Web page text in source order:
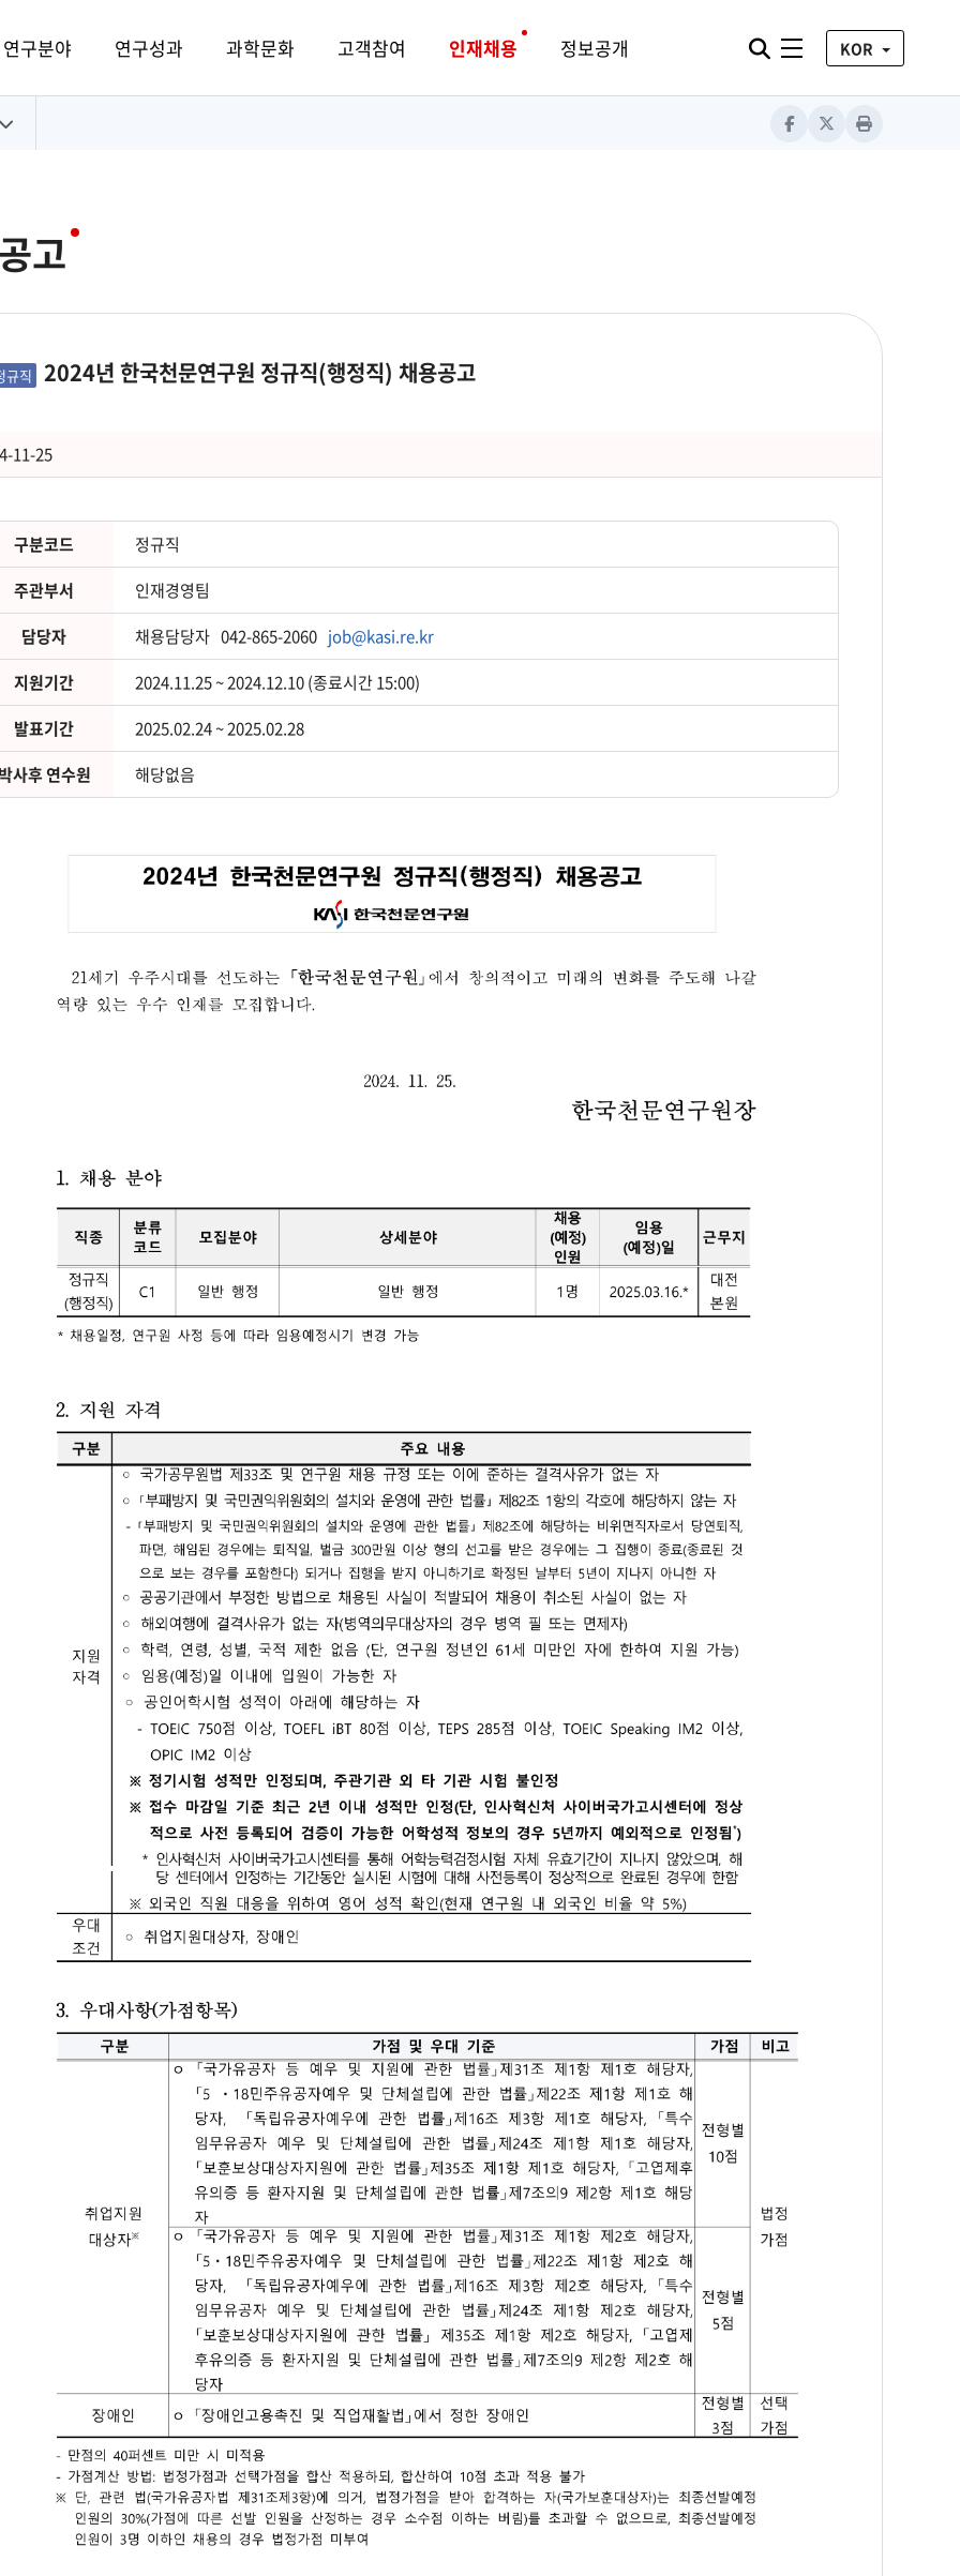
연구분야 연구성과 과학문화 고객참여 인재채용 정보공개 통합검색 열기
전체메뉴KOR
Facebook
X Print
고
규직 2024년 한국천문연구원 정규직(행정직) 채용공고
11-25
구분코드
정규직
주관부서
인재경영팀
담당자
채용담당자 042-865-2060 job@kasi.re.kr
지원기간
2024.11.25 ~ 2024.12.10 (종료시간 15:00)
발표기간
2025.02.24 ~ 2025.02.28
박사후 연수원
해당없음
년 한국천문연구원 정규직(행정직) 채용공고(한국천문연구원)
기 우주시대를 선도하는 최고의 수준의 「한국천문연구원」에서 창의적이고 미래의 변화를 주도해 나갈 역량 있는 우수 인재를 모집합니다.
천문연구원장
분류코드모집분야상세분야
직(행정직)
C1 일반 행정 일반 행정
용 일정, 연구원 사정 등에 따라 임용예정시기 변경 가능
국가공무원법 제33조 및 연구원 채용 규정 또는 이에 준하는 결격사유가 없는 자
「부패방지 및 국민권익위원회의 설치와 운영에 관한 법률」 제82조 1항의 각호에 해당하지 않는 자
- 「부패방지 및 국민권익위원회의 설치와 운영에 관한 법률」제82조에 해당하는 비위면직자로서 당연퇴직, 파면, 해임된 경우에는 퇴직
공공기관에서 부정한 방법으로 채용된 사실이 적발되어 채용이 취소된 사실이 없는 자
해외여행에 결격사유가 없는자(병역의무대상자의 경우 병역 필 또는 면제자)
학력, 연령, 성별 제한 없음 (단, 연구원 정년인 61세 미만인 자에 한하여 지원 가능)
임용(예정)일 이내에 입원이 가능한 자
공인어학시험 성적이 아래에 해당하는 자
- TOEIC 750점 이상, TOEFL iBT 80점 이상, TEPS 285점 이상, TOEIC Speakin IM2 이상, OPIC IMC 이상
※ 정기시험 성적만 인정되며, 주관기관 외 타 기관 시험 불인정
※ 접수 마감일 기준 최근 2년 이내 성적만 인정(단, 인사혁신처 사이버국가고시센터에 정상적으로 사전 등록되어 검증이 가능한 어학성적 정
* 인사혁신처 사이버국가고시센터를 통해 어학능력검정시험 자체 유효기간이 지나지 않았으며, 해당 센터에서 인정하는 기간동안 실시된 시
※ 외국인 직원 대응을 위하여 영어 성적 확인(현재 연구원 내 외국인 비율 약 5%)
취업지원대상자, 장애인